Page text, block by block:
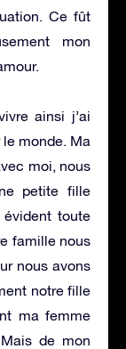
Ce fût
mon
ainsi j’ai
monde. Ma
moi, nous
petite fille
toute
famille nous
nous avons
notre fille
ma femme
de mon